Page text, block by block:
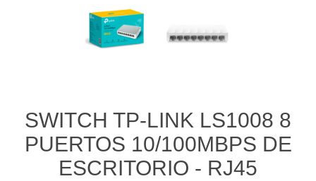
SWITCH TP-LINK LS1008 8
PUERTOS 10/100MBPS DE
ESCRITORIO - RJ45